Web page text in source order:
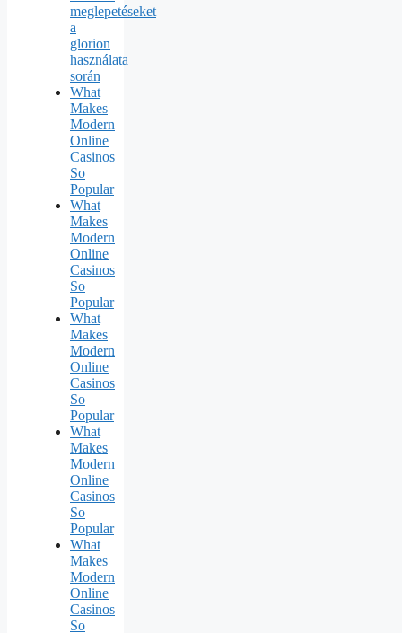
meglepetéseket
a
glorion
használata
során
What
Makes
Modern
Online
Casinos
So
Popular
What
Makes
Modern
Online
Casinos
So
Popular
What
Makes
Modern
Online
Casinos
So
Popular
What
Makes
Modern
Online
Casinos
So
Popular
What
Makes
Modern
Online
Casinos
So